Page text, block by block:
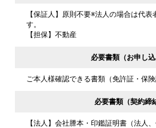
【保証人】原則不要※法人の場合は代
す。
【担保】不動産
必要書類（お申し込
ご本人様確認できる書類（免許証・保険
必要書類（契約締
【法人】会社謄本・印鑑証明書（法人